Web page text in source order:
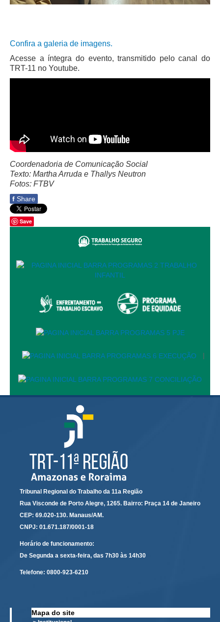
Unidade de Monitoramento e Fiscalização - UMF
Transparência
Ouvidoria
Tecnologia da Informação e Comunicação
Gestão Orcamentária
Gestão de Pessoas
Auditoria e Prestação de Contas
Sustentabilidade
LGPD
Legislação
Acórdãos
Biblioteca Digital
Eliminação de Autos
Manual de Redação
Produtividade dos magistrados
Regimento Interno
Regulamento Geral
Resolução do Plantão Judiciário
Ouvidoria
Confira a galeria de imagens.
Acesse a íntegra do evento, transmitido pelo canal do
TRT-11 no Youtube.
Coordenadoria de Comunicação Social
Texto: Martha Arruda e Thallys Neutron
Fotos: FTBV
f Share
Save
|
Tribunal Regional do Trabalho da 11a Região
Rua Visconde de Porto Alegre, 1265. Bairro: Praça 14 de Janeiro
CEP: 69.020-130. Manaus/AM.
CNPJ: 01.671.187/0001-18
Horário de funcionamento:
De Segunda a sexta-feira, das 7h30 às 14h30
Telefone: 0800-923-6210
Mapa do site